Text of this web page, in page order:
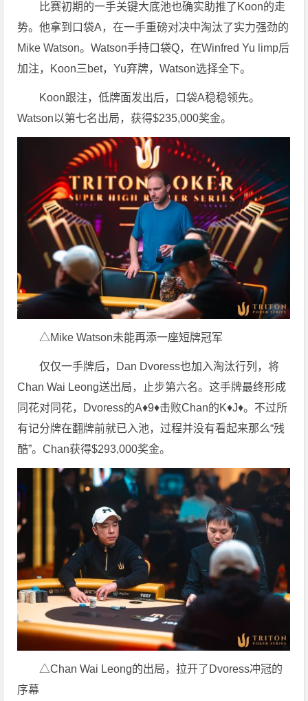
比赛初期的一手关键大底池也确实助推了Koon的走
势。他拿到口袋A，在一手重磅对决中淘汰了实力强劲的
Mike Watson。Watson手持口袋Q，在Winfred Yu limp后
加注，Koon三bet，Yu弃牌，Watson选择全下。
Koon跟注，低牌面发出后，口袋A稳稳领先。
Watson以第七名出局，获得$235,000奖金。
△Mike Watson未能再添一座短牌冠军
仅仅一手牌后，Dan Dvoress也加入淘汰行列，将
Chan Wai Leong送出局，止步第六名。这手牌最终形成
同花对同花，Dvoress的A♦9♦击败Chan的K♦J♦。不过所
有记分牌在翻牌前就已入池，过程并没有看起来那么“残
酷”。Chan获得$293,000奖金。
△Chan Wai Leong的出局，拉开了Dvoress冲冠的
序幕